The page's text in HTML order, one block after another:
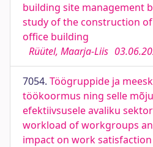
building site management
study of the construction
office building
Rüütel, Maarja-Liis
7054. Töögruppide ja
töökoormus ning selle
efektiivsusele avaliku
workload of workgroups
impact on work